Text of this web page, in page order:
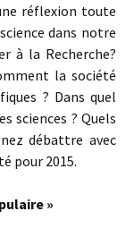
réflexion toute
dans notre
à la Recherche?
la société
? Dans quel
sciences ? Quels
débattre avec
pour 2015.
»